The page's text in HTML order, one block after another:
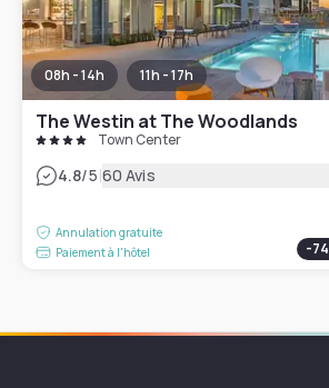
08h - 14h 11h - 17h
The Westin at The Woodlands
Town Center
4.8/5|60 Avis
Annulation gratuite
Paiement à l'hôtel
-74